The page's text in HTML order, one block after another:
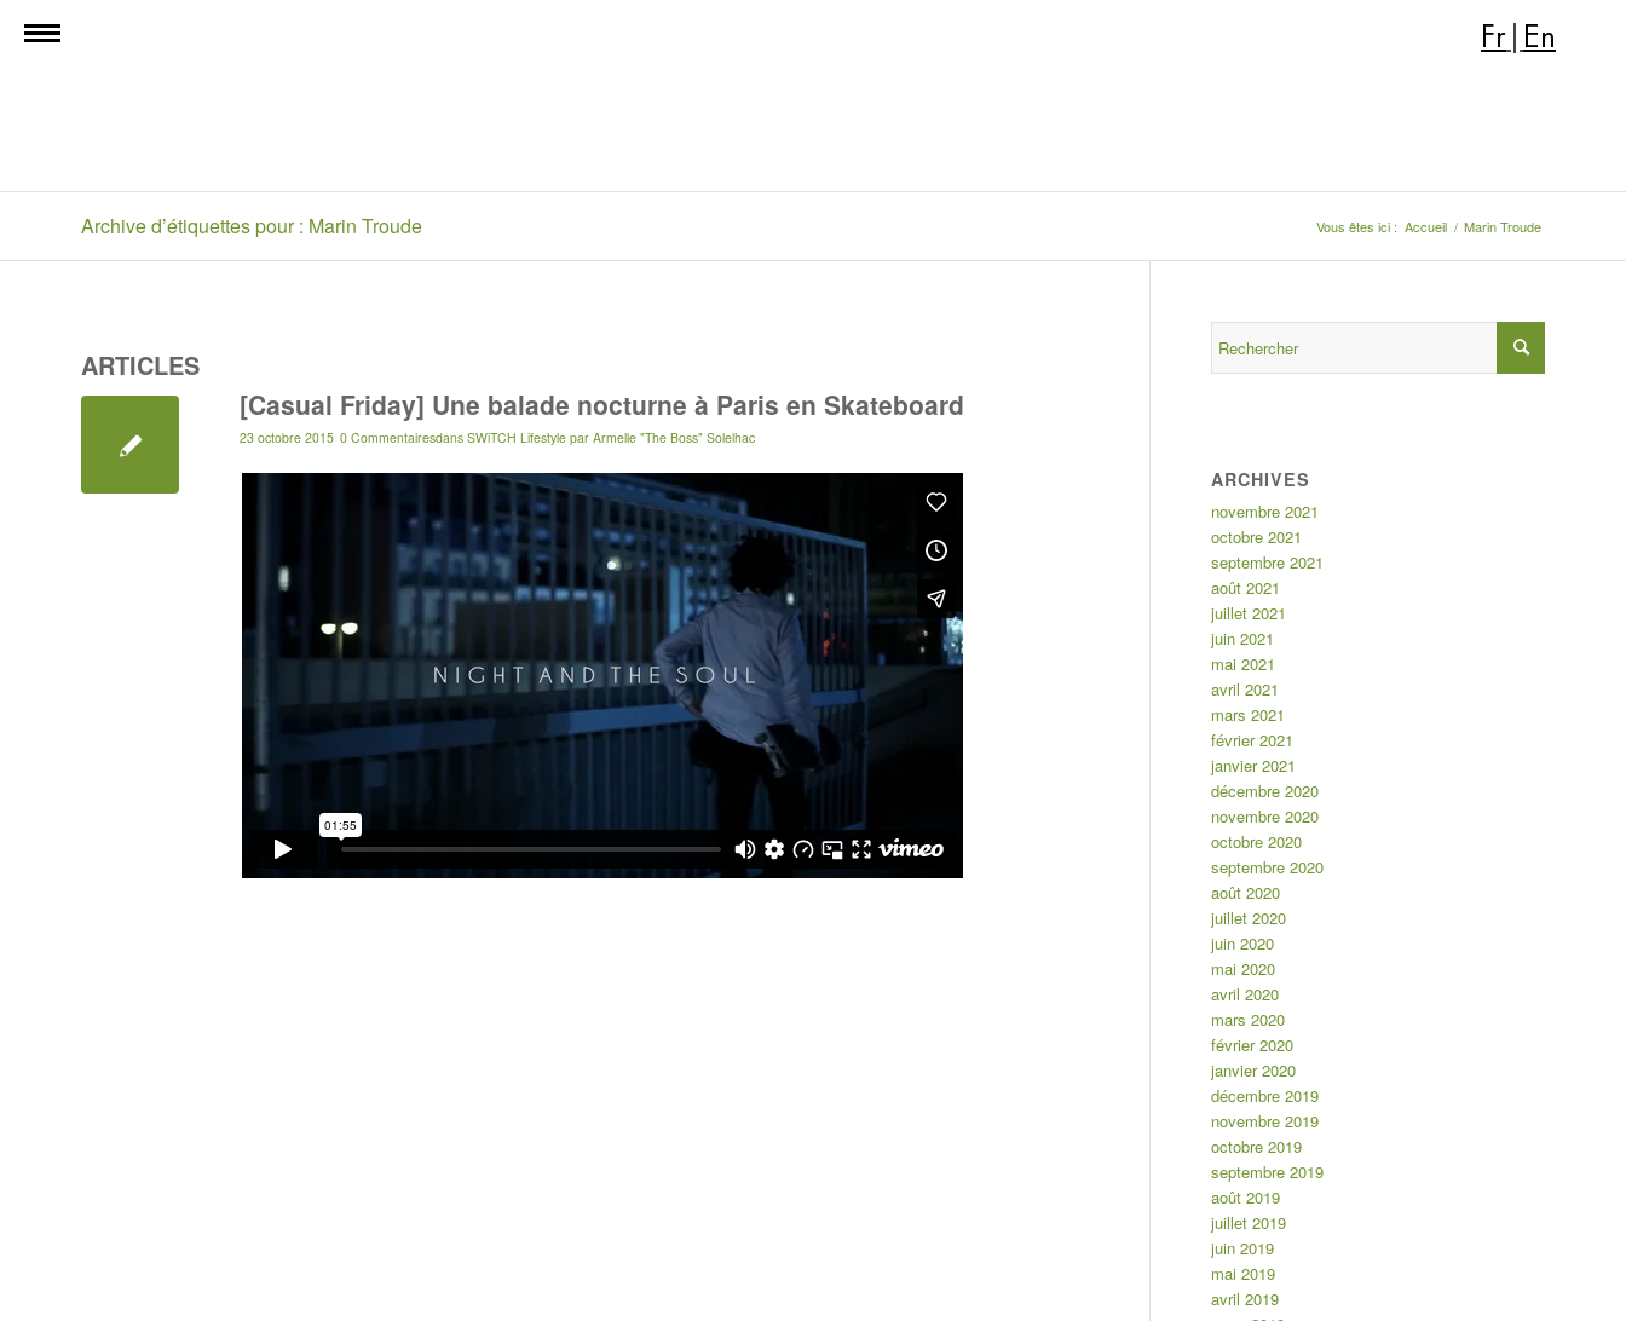
Fr En
Archive d’étiquettes pour : Marin Troude Vous êtes ici : Accueil / Marin Troude
ARTICLES
[Casual Friday] Une balade nocturne à Paris en Skateboard
23 octobre 2015 0 Commentairesdans SWiTCH Lifestyle par Armelle "The Boss" Solelhac
ARCHIVES
novembre 2021
octobre 2021
septembre 2021
août 2021
juillet 2021
juin 2021
mai 2021
avril 2021
mars 2021
février 2021
janvier 2021
décembre 2020
novembre 2020
octobre 2020
septembre 2020
août 2020
juillet 2020
juin 2020
mai 2020
avril 2020
mars 2020
février 2020
janvier 2020
décembre 2019
novembre 2019
octobre 2019
septembre 2019
août 2019
juillet 2019
juin 2019
mai 2019
avril 2019